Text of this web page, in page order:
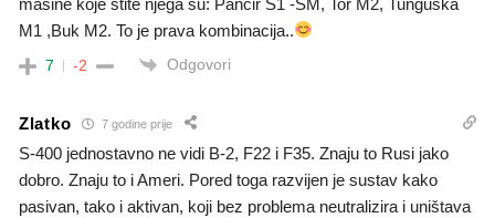
masine koje stite njega su: Pancir S1 -SM, Tor M2, Tunguska
M1 ,Buk M2. To je prava kombinacija..
7 -2 Odgovori
Zlatko 7 godine prije
S-400 jednostavno ne vidi B-2, F22 i F35. Znaju to Rusi jako
dobro. Znaju to i Ameri. Pored toga razvijen je sustav kako
pasivan, tako i aktivan, koji bez problema neutralizira i uništava